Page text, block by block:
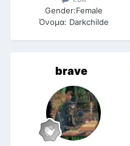
Gender:Female
Όνομα: Darkchilde
brave